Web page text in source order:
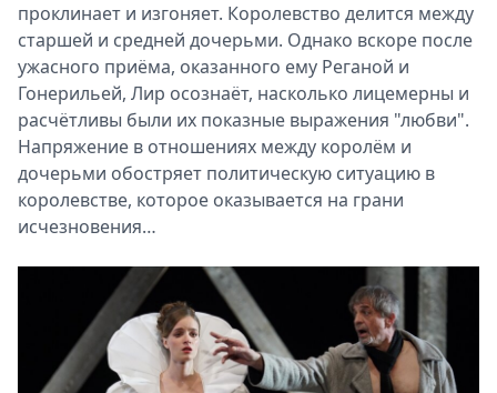
проклинает и изгоняет. Королевство делится между
старшей и средней дочерьми. Однако вскоре после
ужасного приёма, оказанного ему Реганой и
Гонерильей, Лир осознаёт, насколько лицемерны и
расчётливы были их показные выражения "любви".
Напряжение в отношениях между королём и
дочерьми обостряет политическую ситуацию в
королевстве, которое оказывается на грани
исчезновения…